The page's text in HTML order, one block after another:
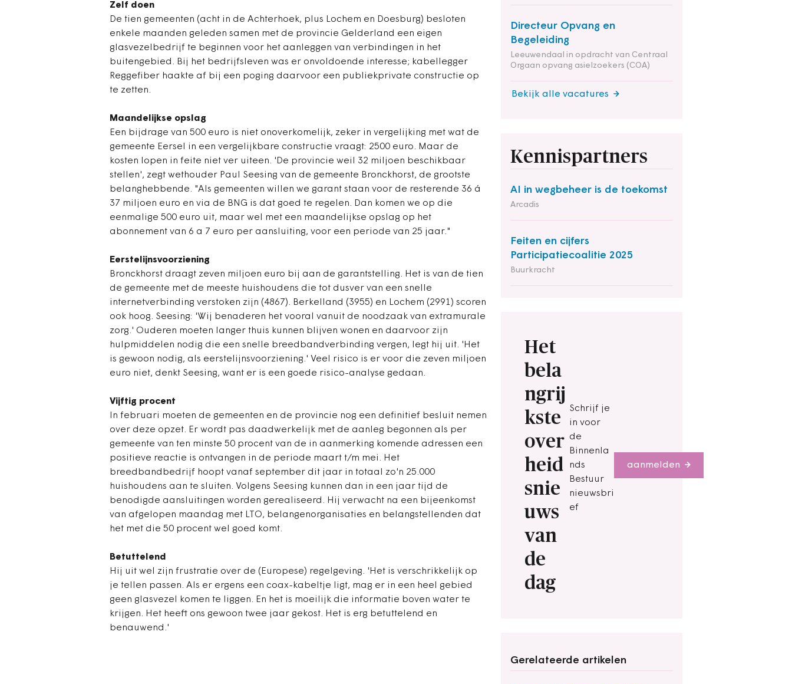
Zelf doen
De tien gemeenten (acht in de Achterhoek, plus Lochem en Doesburg) besloten
enkele maanden geleden samen met de provincie Gelderland een eigen
glasvezelbedrijf te beginnen voor het aanleggen van verbindingen in het
buitengebied. Bij het bedrijfsleven was er onvoldoende interesse; kabellegger
Reggefiber haakte af bij een poging daarvoor een publiekprivate constructie op
te zetten.
Maandelijkse opslag
Een bijdrage van 500 euro is niet onoverkomelijk, zeker in vergelijking met wat de
gemeente Eersel in een vergelijkbare constructie vraagt: 2500 euro. Maar de
kosten lopen in feite niet ver uiteen. 'De provincie weil 32 miljoen beschikbaar
stellen', zegt wethouder Paul Seesing van de gemeente Bronckhorst, de grootste
belanghebbende. "Als gemeenten willen we garant staan voor de resterende 36 á
37 miljoen euro en via de BNG is dat goed te regelen. Dan komen we op die
eenmalige 500 euro uit, maar wel met een maandelijkse opslag op het
abonnement van 6 a 7 euro per aansluiting, voor een periode van 25 jaar."
Eerstelijnsvoorziening
Bronckhorst draagt zeven miljoen euro bij aan de garantstelling. Het is van de tien
de gemeente met de meeste huishoudens die tot dusver van een snelle
internetverbinding verstoken zijn (4867). Berkelland (3955) en Lochem (2991) scoren
ook hoog. Seesing: 'Wij benaderen het vooral vanuit de noodzaak van extramurale
zorg.' Ouderen moeten langer thuis kunnen blijven wonen en daarvoor zijn
hulpmiddelen nodig die een snelle breedbandverbinding vergen, legt hij uit. 'Het
is gewoon nodig, als eerstelijnsvoorziening.' Veel risico is er voor die zeven miljoen
euro niet, denkt Seesing, want er is een goede risico-analyse gedaan.
Vijftig procent
In februari moeten de gemeenten en de provincie nog een definitief besluit nemen
over deze opzet. Er wordt pas daadwerkelijk met de aanleg begonnen als per
gemeente van ten minste 50 procent van de in aanmerking komende adressen een
positieve reactie is ontvangen in de periode maart t/m mei. Het
breedbandbedrijf hoopt vanaf september dit jaar in totaal zo'n 25.000
huishoudens aan te sluiten. Volgens Seesing kunnen dan in een jaar tijd de
benodigde aansluitingen worden gerealiseerd. Hij verwacht na een bijeenkomst
van afgelopen maandag met LTO, belangenorganisaties en belangstellenden dat
het met die 50 procent wel goed komt.
Betuttelend
Hij uit wel zijn frustratie over de (Europese) regelgeving. 'Het is verschrikkelijk op
je tellen passen. Als er ergens een coax-kabeltje ligt, mag er in een heel gebied
geen glasvezel komen te liggen. En het is moeilijk die informatie boven water te
krijgen. Het heeft ons gewoon twee jaar gekost. Het is erg betuttelend en
benauwend.'
Directeur Opvang en
Begeleiding
Leeuwendaal in opdracht van Centraal
Orgaan opvang asielzoekers (COA)
Bekijk alle vacatures
Kennispartners
AI in wegbeheer is de toekomst
Arcadis
Feiten en cijfers
Participatiecoalitie 2025
Buurkracht
Het
bela
ngrij
kste
over
heid
snie
uws
van
de
dag
Schrijf je
in voor
de
Binnenla
nds
Bestuur
nieuwsbri
ef
aanmelden
Gerelateerde artikelen